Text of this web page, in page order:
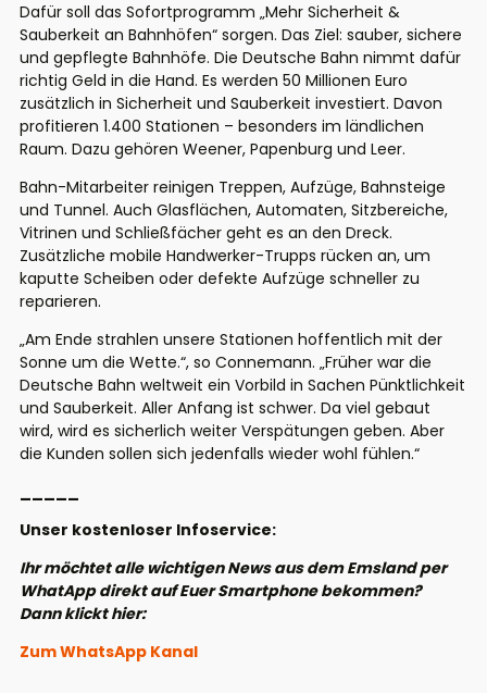
Dafür soll das Sofortprogramm „Mehr Sicherheit &
Sauberkeit an Bahnhöfen“ sorgen. Das Ziel: sauber, sichere
und gepflegte Bahnhöfe. Die Deutsche Bahn nimmt dafür
richtig Geld in die Hand. Es werden 50 Millionen Euro
zusätzlich in Sicherheit und Sauberkeit investiert. Davon
profitieren 1.400 Stationen – besonders im ländlichen
Raum. Dazu gehören Weener, Papenburg und Leer.
Bahn-Mitarbeiter reinigen Treppen, Aufzüge, Bahnsteige
und Tunnel. Auch Glasflächen, Automaten, Sitzbereiche,
Vitrinen und Schließfächer geht es an den Dreck.
Zusätzliche mobile Handwerker-Trupps rücken an, um
kaputte Scheiben oder defekte Aufzüge schneller zu
reparieren.
„Am Ende strahlen unsere Stationen hoffentlich mit der
Sonne um die Wette.“, so Connemann. „Früher war die
Deutsche Bahn weltweit ein Vorbild in Sachen Pünktlichkeit
und Sauberkeit. Aller Anfang ist schwer. Da viel gebaut
wird, wird es sicherlich weiter Verspätungen geben. Aber
die Kunden sollen sich jedenfalls wieder wohl fühlen.“
Unser kostenloser Infoservice:
Ihr möchtet alle wichtigen News aus dem Emsland per
WhatApp direkt auf Euer Smartphone bekommen?
Dann klickt hier:
Zum WhatsApp Kanal